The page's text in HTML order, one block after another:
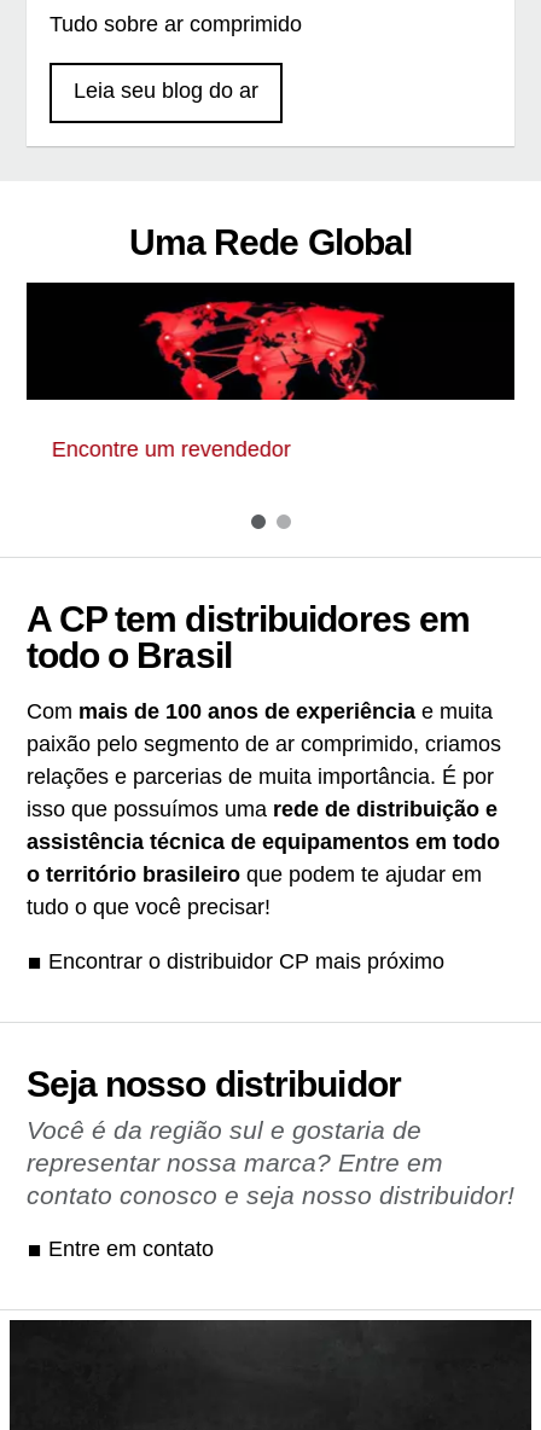
Tudo sobre ar comprimido
Leia seu blog do ar
Uma Rede Global
Esta é a Chicago Pneumatic
A CP tem distribuidores em
todo o Brasil
Com mais de 100 anos de experiênciae muita
paixão pelo segmento de ar comprimido, criamos
relações e parcerias de muita importância. É por
isso que possuímos uma rede de distribuição e
assistência técnica de equipamentos em todo
o território brasileiroque podem te ajudar em
tudo o que você precisar!
Encontrar o distribuidor CP mais próximo
Seja nosso distribuidor
Você é da região sul e gostaria de
representar nossa marca? Entre em
contato conosco e seja nosso distribuidor!
Entre em contato